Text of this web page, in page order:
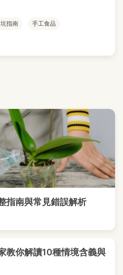
指南 手工食品
指南與常見錯誤解析
教你解讀10種情境含義與